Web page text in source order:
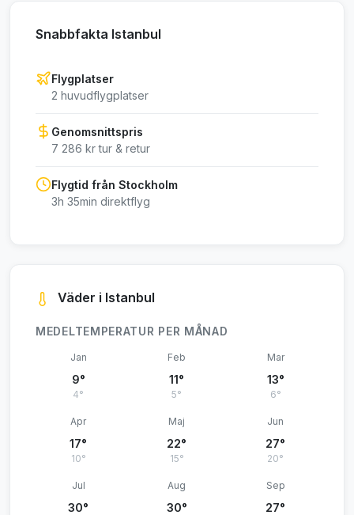
Snabbfakta Istanbul
Flygplatser
2 huvudflygplatser
Genomsnittspris
7 286 kr tur & retur
Flygtid från Stockholm
3h 35min direktflyg
Väder i Istanbul
MEDELTEMPERATUR PER MÅNAD
Jan
9°
4°
Feb
11°
5°
Mar
13°
6°
Apr
17°
10°
Maj
22°
15°
Jun
27°
20°
Jul
30°
Aug
30°
Sep
27°